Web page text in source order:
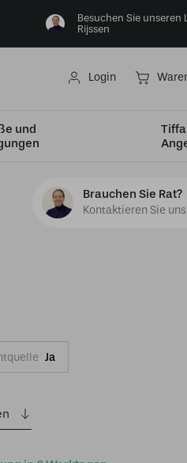
Besuchen Sie unseren
Rijssen
Login
und
Brauchen Sie Rat?
Kontaktieren Sie
Ja